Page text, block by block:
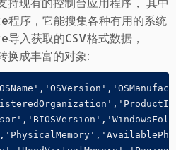
序，它能搜集各种有用的系统
入获取的CSV格式数据，
换成丰富的对象: